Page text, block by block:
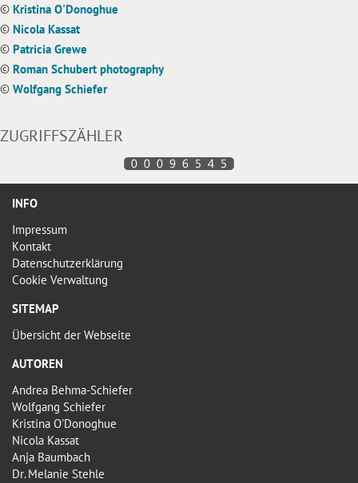
© Kristina O'Donoghue
© Nicola Kassat
© Patricia Grewe
© Roman Schubert photography
© Wolfgang Schiefer
ZUGRIFFSZÄHLER
INFO
Impressum
Kontakt
Datenschutzerklärung
Cookie Verwaltung
SITEMAP
Übersicht der Webseite
AUTOREN
Andrea Behma-Schiefer
Wolfgang Schiefer
Kristina O'Donoghue
Nicola Kassat
Anja Baumbach
Dr. Melanie Stehle